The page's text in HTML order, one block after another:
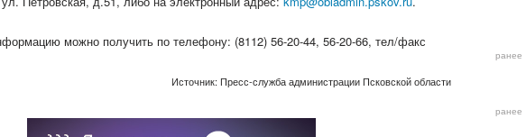
можно получить по телефону: (8112) 56-20-44, 56-20-66, тел/факс
Источник: Пресс-служба администрации Псковской области
ранее
ранее